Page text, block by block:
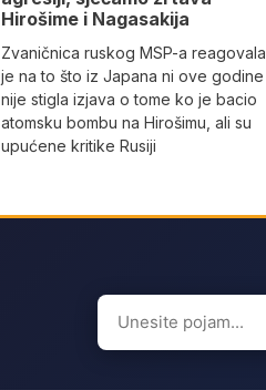
Hirošime i Nagasakija
Zvaničnica ruskog MSP-a reagovala
je na to što iz Japana ni ove godine
nije stigla izjava o tome ko je bacio
atomsku bombu na Hirošimu, ali su
upućene kritike Rusiji
Search
for: